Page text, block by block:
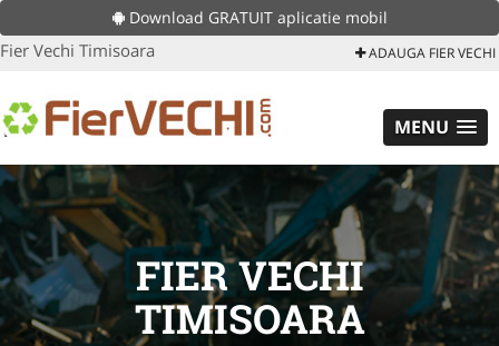
Download GRATUIT aplicatie mobil
Fier Vechi Timisoara ADAUGA FIER VECHI
MENU
FIER VECHI
TIMISOARA